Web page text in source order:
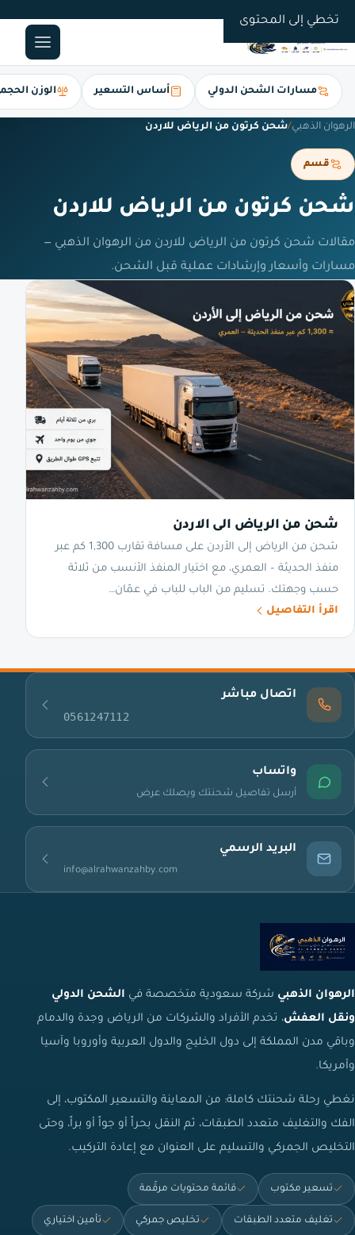
تخطي إلى المحتوى
مسارات الشحن الدولي أساس التسعير الوزن
الرهوان الذهبي/شحن كرتون من الرياض للاردن
قسم
شحن كرتون من الرياض للاردن
مقالات شحن كرتون من الرياض للاردن من الرهوان الذهبي —
مسارات وأسعار وإرشادات عملية قبل الشحن.
شحن من الرياض الى الاردن
شحن من الرياض إلى الأردن على مسافة تقارب 1,300 كم عبر
منفذ الحديثة – العمري، مع اختيار المنفذ الأنسب من ثلاثة
حسب وجهتك. تسليم من الباب للباب في عمّان…
اقرأ التفاصيل
اتصال مباشر
0561247112
واتساب
أرسل تفاصيل شحنتك ويصلك عرض
البريد الرسمي
info@alrahwanzahby.com
الرهوان الذهبي شركة سعودية متخصصة في الشحن الدولي
ونقل العفش، تخدم الأفراد والشركات من الرياض وجدة والدمام
وباقي مدن المملكة إلى دول الخليج والدول العربية وأوروبا وآسيا
وأمريكا.
نغطي رحلة شحنتك كاملة: من المعاينة والتسعير المكتوب، إلى
الفك والتغليف متعدد الطبقات، ثم النقل بحراً أو جواً أو براً، وحتى
التخليص الجمركي والتسليم على العنوان مع إعادة التركيب.
تسعير مكتوب قائمة محتويات مرقّمة
تغليف متعدد الطبقات تخليص جمركي تأمين اختياري